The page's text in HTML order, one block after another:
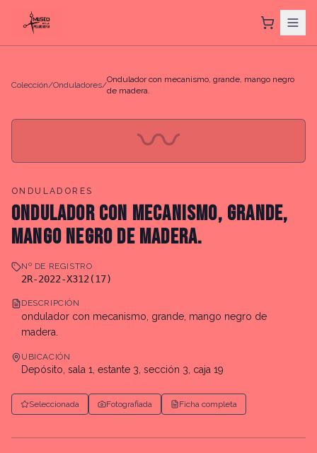
Colección/Onduladores/
Ondulador con mecanismo, grande, mango negro
de madera.
〰
ONDULADORES
ONDULADOR CON MECANISMO, GRANDE,
MANGO NEGRO DE MADERA.
Nº DE REGISTRO
2R-2022-X312(17)
DESCRIPCIÓN
ondulador con mecanismo, grande, mango negro de
madera.
UBICACIÓN
Depósito, sala 1, estante 3, sección 3, caja 19
Seleccionada Fotografiada Ficha completa